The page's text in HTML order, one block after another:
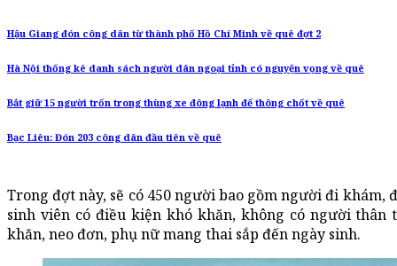
Hậu Giang đón công dân từ thành phố Hồ Chí Minh về quê đợt 2
Hà Nội thống kê danh sách người dân ngoại tỉnh có nguyện vọng về quê
Bắt giữ 15 người trốn trong thùng xe đông lạnh để thông chốt về quê
Bạc Liêu: Đón 203 công dân đầu tiên về quê
Trong đợt này, sẽ có 450 người bao gồm người đi
sinh viên có điều kiện khó khăn, không có người thân
khăn, neo đơn, phụ nữ mang thai sắp đến ngày sinh.